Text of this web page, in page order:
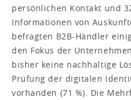
persönlichen Kontakt und
Informationen von
befragten B2B-Händler
den Fokus der
bisher keine nachhaltige
Prüfung der digitalen
vorhanden (71 %). Die